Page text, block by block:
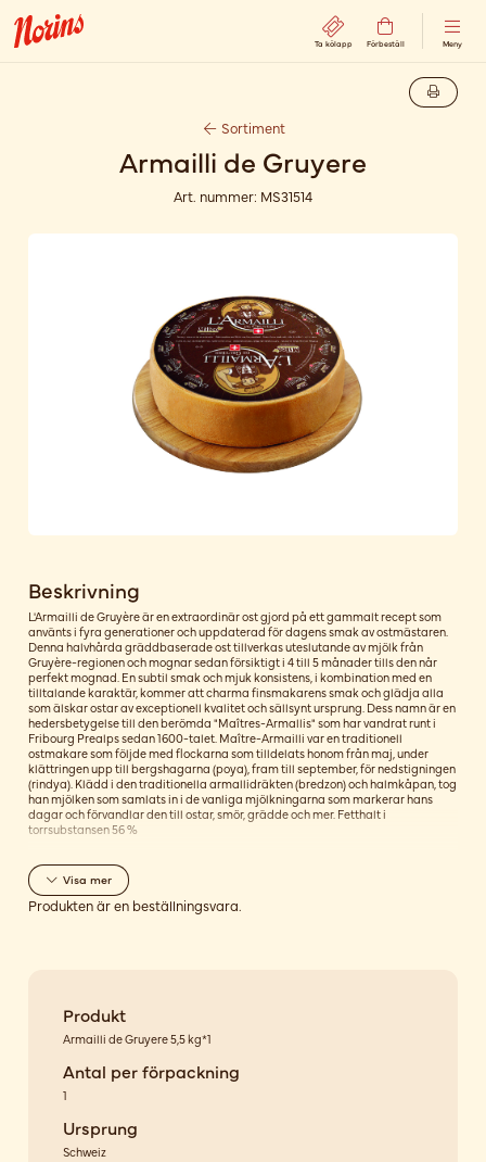
Ta kölapp Förbeställ Meny
Sortiment
Armailli de Gruyere
Art. nummer: MS31514
Beskrivning
L'Armailli de Gruyère är en extraordinär ost gjord på ett gammalt recept som
använts i fyra generationer och uppdaterad för dagens smak av ostmästaren.
Denna halvhårda gräddbaserade ost tillverkas uteslutande av mjölk från
Gruyère-regionen och mognar sedan försiktigt i 4 till 5 månader tills den når
perfekt mognad. En subtil smak och mjuk konsistens, i kombination med en
tilltalande karaktär, kommer att charma finsmakarens smak och glädja alla
som älskar ostar av exceptionell kvalitet och sällsynt ursprung. Dess namn är en
hedersbetygelse till den berömda "Maîtres-Armallis" som har vandrat runt i
Fribourg Prealps sedan 1600-talet. Maître-Armailli var en traditionell
ostmakare som följde med flockarna som tilldelats honom från maj, under
klättringen upp till bergshagarna (poya), fram till september, för nedstigningen
(rindya). Klädd i den traditionella armallidräkten (bredzon) och halmkåpan, tog
han mjölken som samlats in i de vanliga mjölkningarna som markerar hans
dagar och förvandlar den till ostar, smör, grädde och mer. Fetthalt i
torrsubstansen 56 %
Visamer
Produkten är en beställningsvara.
Produkt
Armailli de Gruyere 5,5 kg*1
Antal per förpackning
1
Ursprung
Schweiz